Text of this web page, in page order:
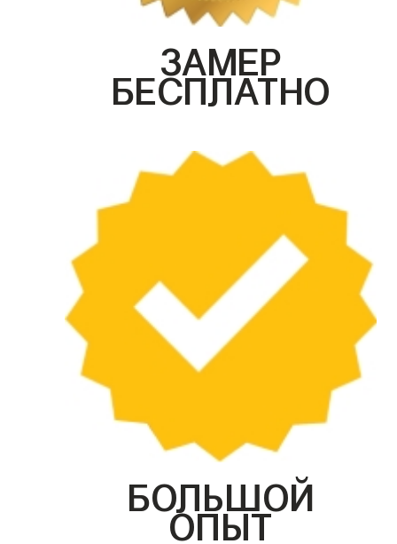
ЗАМЕР
БЕСПЛАТНО
БОЛЬШОЙ
ОПЫТ